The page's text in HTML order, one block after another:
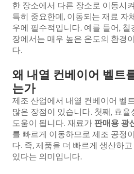
한 장소에서 다른 장소로 이동시
특히 중요한데, 이동되는 재료 자
우에 필수적입니다. 예를 들어, 철
장에서는 매우 높은 온도의 환경
다.
왜 내열 컨베이어 벨트
는가
제조 산업에서 내열 컨베이어 벨
많은 장점이 있습니다. 첫째, 효율
도움이 됩니다. 재료가 판매용 광
를 빠르게 이동하므로 제조 공정
다. 즉, 제품을 더 빠르게 생산하
있다는 의미입니다.